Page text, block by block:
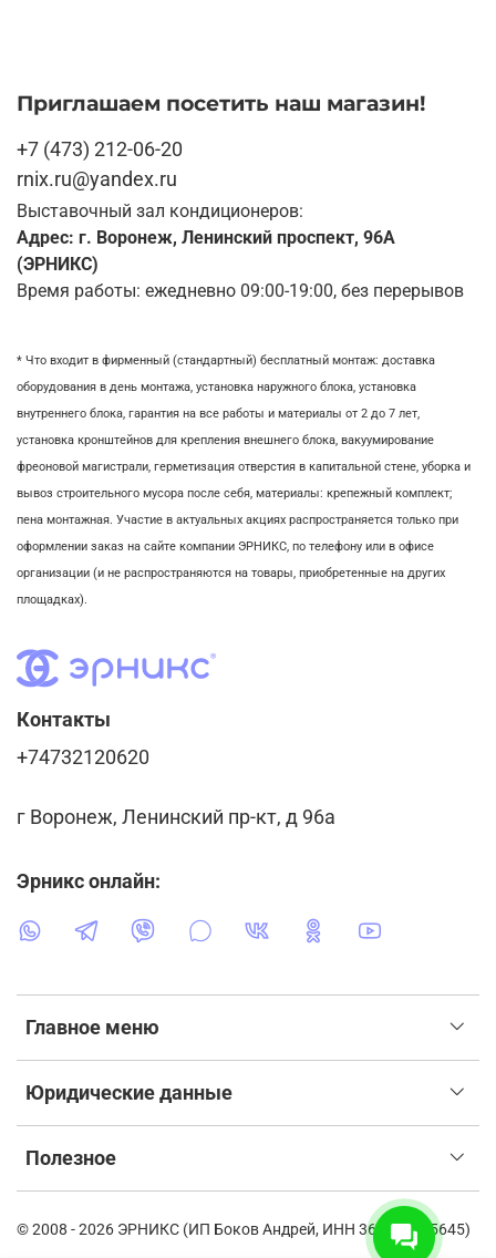
Приглашаем посетить наш магазин!
+7 (473) 212-06-20
rnix.ru@yandex.ru
Выставочный зал кондиционеров:
Адрес: г. Воронеж, Ленинский проспект, 96А
(ЭРНИКС)
Время работы: ежедневно 09:00-19:00, без перерывов
* Что входит в фирменный (стандартный) бесплатный монтаж: доставка
оборудования в день монтажа, установка наружного блока, установка
внутреннего блока, гарантия на все работы и материалы от 2 до 7 лет,
установка кронштейнов для крепления внешнего блока, вакуумирование
фреоновой магистрали, герметизация отверстия в капитальной стене, уборка и
вывоз строительного мусора после себя, материалы: крепежный комплект;
пена монтажная. Участие в актуальных акциях распространяется только при
оформлении заказ на сайте компании ЭРНИКС, по телефону или в офисе
организации (и не распространяются на товары, приобретенные на других
площадках).
Главное меню
Юридические данные
Полезное
Контакты
+74732120620
г Воронеж, Ленинский пр-кт, д 96а
Эрникс онлайн:
© 2008 - 2026 ЭРНИКС (ИП Боков Андрей, ИНН 366115835645)